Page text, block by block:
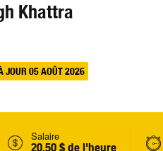
Khattra
JOUR 05 AOÛT 2026
Salaire
20,50 $ de l'heure